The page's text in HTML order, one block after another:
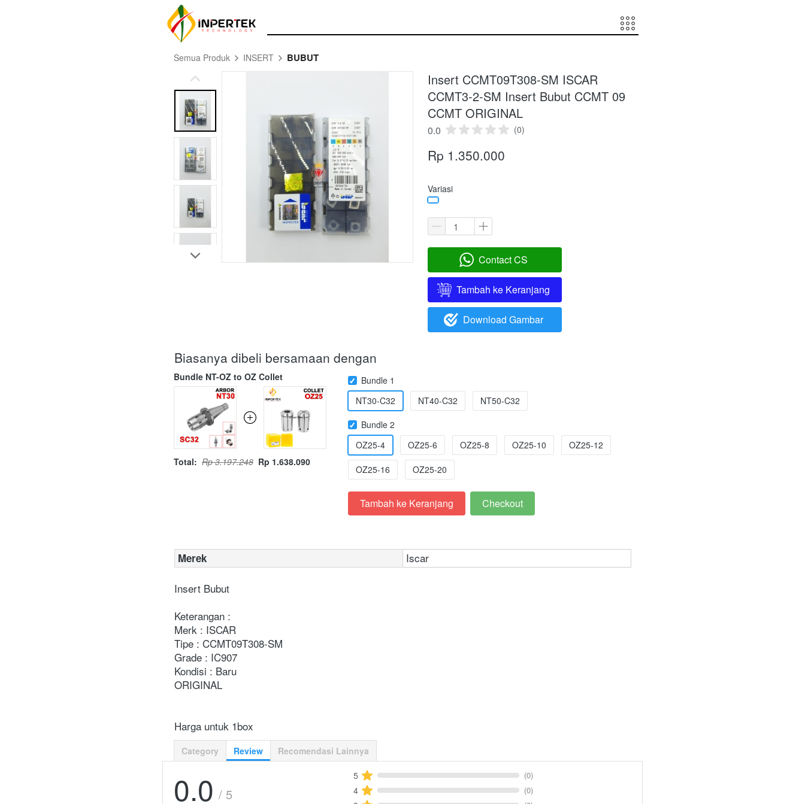
Semua Produk INSERT BUBUT
Insert CCMT09T308-SM ISCAR
CCMT3-2-SM Insert Bubut CCMT 09
CCMT ORIGINAL
0.0 (0)
Rp 1.350.000
Variasi
` Contact CS
` Tambah ke Keranjang
` Download Gambar
Biasanya dibeli bersamaan dengan
Bundle NT-OZ to OZ Collet
Total: Rp 3.197.248 Rp 1.638.090
Bundle 1
NT30-C32
NT40-C32
NT50-C32
Bundle 2
OZ25-4
OZ25-6 OZ25-8 OZ25-10 OZ25-12
OZ25-16 OZ25-20
`
Tambah ke Keranjang `
Checkout
Merek Iscar
Insert Bubut
Keterangan :
Merk : ISCAR
Tipe : CCMT09T308-SM
Grade : IC907
Kondisi : Baru
ORIGINAL
Harga untuk 1box
Category Review Recomendasi Lainnya
0.0 / 5
5 (0)
4 (0)